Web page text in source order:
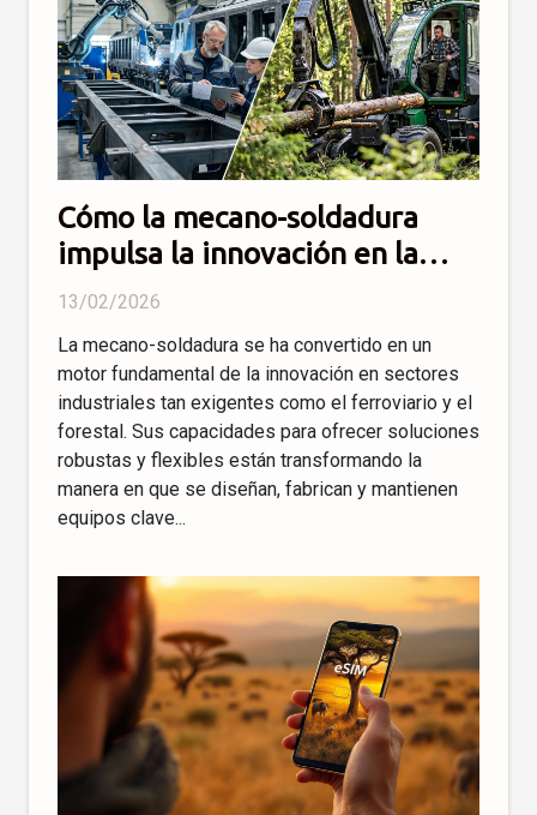
Cómo la mecano-soldadura
impulsa la innovación en la
industria ferroviaria y forestal
13/02/2026
La mecano-soldadura se ha convertido en un
motor fundamental de la innovación en sectores
industriales tan exigentes como el ferroviario y el
forestal. Sus capacidades para ofrecer soluciones
robustas y flexibles están transformando la
manera en que se diseñan, fabrican y mantienen
equipos clave...